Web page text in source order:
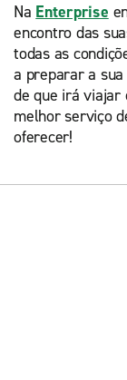
Na Enterprise
encontro das
todas as
a preparar a
de que irá viajar
melhor serviço
oferecer!